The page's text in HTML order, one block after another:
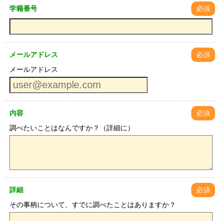
学籍番号 必須
メールアドレス
必須
メールアドレス
内容
必須
調べたいことはなんですか？（詳細に）
詳細
必須
その事柄について、すでに調べたことはありますか？